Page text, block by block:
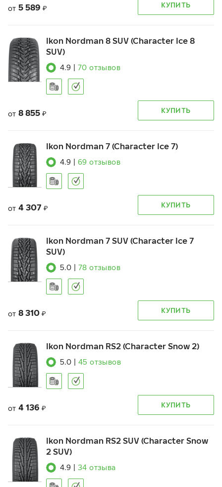
от 5 589 ₽ КУПИТЬ
Ikon Nordman 8 SUV (Character Ice 8
SUV)
4.9 70 отзывов
от 8 855 ₽ КУПИТЬ
Ikon Nordman 7 (Character Ice 7)
4.9 69 отзывов
от 4 307 ₽ КУПИТЬ
Ikon Nordman 7 SUV (Character Ice 7
SUV)
5.0 78 отзывов
от 8 310 ₽ КУПИТЬ
Ikon Nordman RS2 (Character Snow 2)
5.0 45 отзывов
от 4 136 ₽ КУПИТЬ
Ikon Nordman RS2 SUV (Character Snow
2 SUV)
4.9 34 отзыва